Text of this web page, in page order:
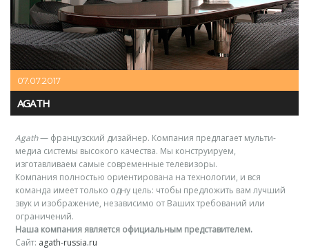
07.07.2017
AGATH
Agath— французский дизайнер. Компания предлагает мульти-
медиа системы высокого качества. Мы конструируем,
изготавливаем самые современные телевизоры.
Компания полностью ориентирована на технологии, и вся
команда имеет только одну цель: чтобы предложить вам лучший
звук и изображение, независимо от Ваших требований или
ограничений.
Наша компания является официальным представителем.
Сайт: agath-russia.ru